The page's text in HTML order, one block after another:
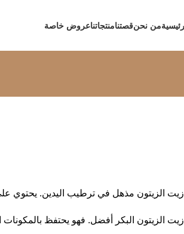
من نحنقصتنامنتجاتناعروض خاصة
زيت الزيتون مذهل في ترطيب اليدين. يحتوي
زيت الزيتون البكر أفضل. فهو يحتفظ بالمكونات